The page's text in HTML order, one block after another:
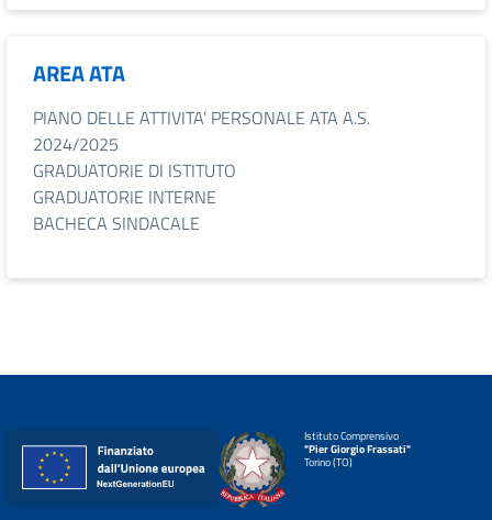
AREA ATA
PIANO DELLE ATTIVITA’ PERSONALE ATA A.S.
2024/2025
GRADUATORIE DI ISTITUTO
GRADUATORIE INTERNE
BACHECA SINDACALE
Istituto Comprensivo
"Pier Giorgio Frassati"
Torino (TO)